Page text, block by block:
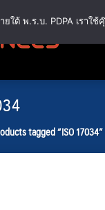
tagged “ISO 17034”
ยใต้ พ.ร.บ. PDPA เรา